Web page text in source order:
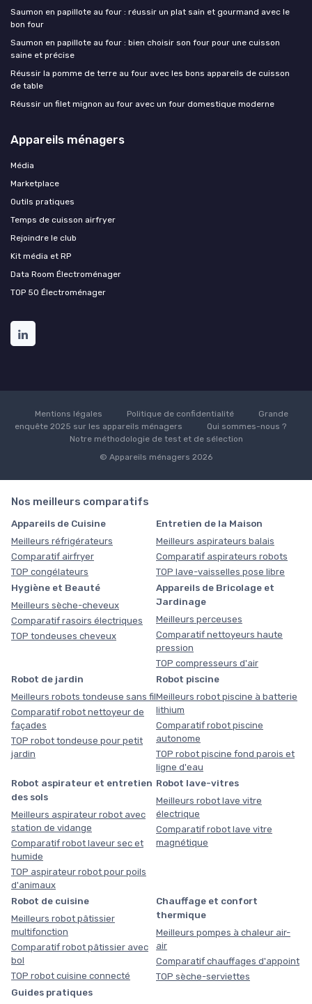
Saumon en papillote au four : réussir un plat sain et gourmand avec le
bon four
Saumon en papillote au four : bien choisir son four pour une cuisson
saine et précise
Réussir la pomme de terre au four avec les bons appareils de cuisson
de table
Réussir un filet mignon au four avec un four domestique moderne
Appareils ménagers
Média
Marketplace
Outils pratiques
Temps de cuisson airfryer
Rejoindre le club
Kit média et RP
Data Room Électroménager
TOP 50 Électroménager
Mentions légales Politique de confidentialité
Grande
enquête 2025 sur les appareils ménagers
Qui sommes-nous ?
Notre méthodologie de test et de sélection
© Appareils ménagers 2026
Nos meilleurs comparatifs
Appareils de Cuisine
Meilleurs réfrigérateurs
Comparatif airfryer
TOP congélateurs
Entretien de la Maison
Meilleurs aspirateurs balais
Comparatif aspirateurs robots
TOP lave-vaisselles pose libre
Hygiène et Beauté
Meilleurs sèche-cheveux
Comparatif rasoirs électriques
TOP tondeuses cheveux
Appareils de Bricolage et
Jardinage
Meilleurs perceuses
Comparatif nettoyeurs haute
pression
TOP compresseurs d'air
Robot de jardin
Meilleurs robots tondeuse sans fil
Comparatif robot nettoyeur de
façades
TOP robot tondeuse pour petit
jardin
Robot piscine
Meilleurs robot piscine à batterie
lithium
Comparatif robot piscine
autonome
TOP robot piscine fond parois et
ligne d'eau
Robot aspirateur et entretien
des sols
Meilleurs aspirateur robot avec
station de vidange
Comparatif robot laveur sec et
humide
TOP aspirateur robot pour poils
d'animaux
Robot lave-vitres
Meilleurs robot lave vitre
électrique
Comparatif robot lave vitre
magnétique
Robot de cuisine
Meilleurs robot pâtissier
multifonction
Comparatif robot pâtissier avec
bol
TOP robot cuisine connecté
Chauffage et confort
thermique
Meilleurs pompes à chaleur air-
air
Comparatif chauffages d'appoint
TOP sèche-serviettes
Guides pratiques